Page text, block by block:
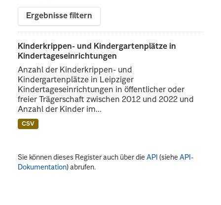
Ergebnisse filtern
Kinderkrippen- und Kindergartenplätze in
Kindertageseinrichtungen
Anzahl der Kinderkrippen- und
Kindergartenplätze in Leipziger
Kindertageseinrichtungen in öffentlicher oder
freier Trägerschaft zwischen 2012 und 2022 und
Anzahl der Kinder im...
CSV
Sie können dieses Register auch über dieAPI (sieheAPI-
Dokumentation) abrufen.